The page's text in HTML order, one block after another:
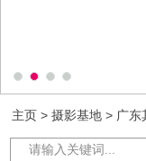
主页 >摄影基地 > 广东